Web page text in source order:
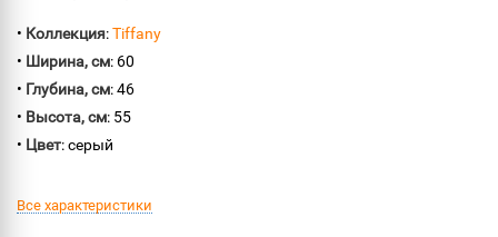
• Коллекция:Tiffany
• Ширина, см: 60
• Глубина, см: 46
• Высота, см: 55
• Цвет: серый
Все характеристики